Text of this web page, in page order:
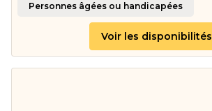
Personnes âgées ou handicapées
Voir les disponibilités